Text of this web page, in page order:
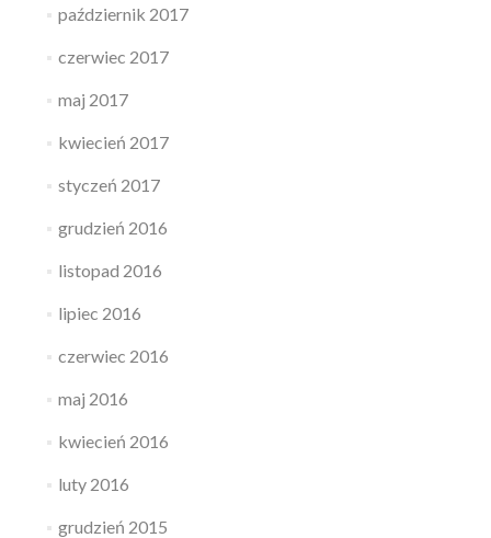
październik 2017
czerwiec 2017
maj 2017
kwiecień 2017
styczeń 2017
grudzień 2016
listopad 2016
lipiec 2016
czerwiec 2016
maj 2016
kwiecień 2016
luty 2016
grudzień 2015